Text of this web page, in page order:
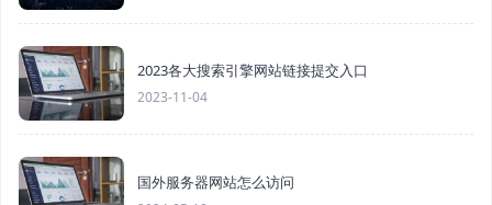
2023各大搜索引擎网站链接提交入口
2023-11-04
国外服务器网站怎么访问